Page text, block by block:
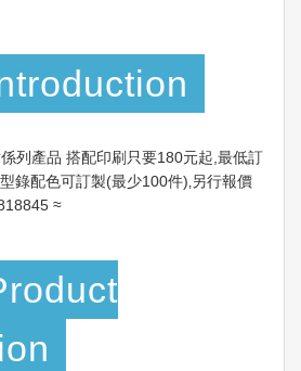
列產品 搭配印刷只要180元起,最低訂
錄配色可訂製(最少100件)‚另行報價
≈